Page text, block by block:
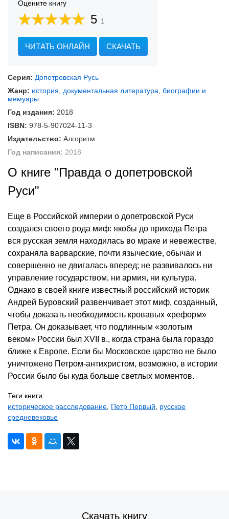
Оцените книгу
5 1
ЧИТАТЬ ОНЛАЙН СКАЧАТЬ
Серия: Допетровская Русь
Жанр: история документальная литература биографии и
мемуары
Год издания: 2018
ISBN: 978-5-907024-11-3
Издательство: Алгоритм
Год написания: 2018
О книге "Правда о допетровской
Руси"
Еще в Российской империи о допетровской Руси
создался своего рода миф: якобы до прихода Петра
вся русская земля находилась во мраке и невежестве,
сохраняла варварские, почти языческие, обычаи и
совершенно не двигалась вперед; не развивалось ни
управление государством, ни армия, ни культура.
Однако в своей книге известный российский историк
Андрей Буровский развенчивает этот миф, созданный,
чтобы доказать необходимость кровавых «реформ»
Петра. Он доказывает, что подлинным «золотым
веком» России был XVII в., когда страна была гораздо
ближе к Европе. Если бы Московское царство не было
уничтожено Петром-антихристом, возможно, в истории
России было бы куда больше светлых моментов.
Теги книги:
историческое расследование Петр Первый
русское
средневековье
Скачать книгу